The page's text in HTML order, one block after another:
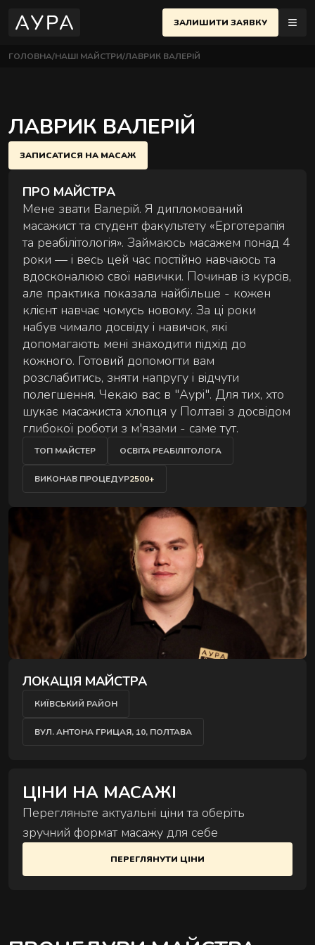
ЗАЛИШИТИ ЗАЯВКУ
ГОЛОВНА НАШІ МАЙСТРИ ЛАВРИК ВАЛЕРІЙ
ЛАВРИК ВАЛЕРІЙ
ЗАПИСАТИСЯ НА МАСАЖ
ПРО МАЙСТРА
Мене звати Валерій. Я дипломований
масажист та студент факультету «Ерготерапія
та реабілітологія». Займаюсь масажем понад 4
роки — і весь цей час постійно навчаюсь та
вдосконалюю свої навички. Починав із курсів,
але практика показала найбільше - кожен
клієнт навчає чомусь новому. За ці роки
набув чимало досвіду і навичок, які
допомагають мені знаходити підхід до
кожного. Готовий допомогти вам
розслабитись, зняти напругу і відчути
полегшення. Чекаю вас в "Аурі". Для тих, хто
шукає масажиста хлопця у Полтаві з досвідом
глибокої роботи з м'язами - саме тут.
ТОП МАЙСТЕР ОСВІТА РЕАБІЛІТОЛОГА
ВИКОНАВ ПРОЦЕДУР2500+
ЛОКАЦІЯ МАЙСТРА
КИЇВСЬКИЙ РАЙОН
ВУЛ. АНТОНА ГРИЦАЯ, 10, ПОЛТАВА
ЦІНИ НА МАСАЖІ
Перегляньте актуальні ціни та оберіть
зручний формат масажу для себе
ПЕРЕГЛЯНУТИ ЦІНИ
ПОЛТАВА
РАЙОН
Коновальця, 32Б, Київ
РАЙОН
1, Київ
ШКОЛА
МАСАЖІ
ОСНОВНІ МАСАЖІ
Найпопулярніші техніки для розслаблення й
відновлення тіла.
ПАРНІ МАСАЖІ
Сеанс для двох — поруч, синхронно й у комфорті
на вибір.
ЕКСКЛЮЗИВНІ МАСАЖІ
Особливі техніки та формати для глибшого
відновлення.
РИТУАЛИ ВІДНОВЛЕННЯ
Комплексні процедури для глибокого
відновлення тіла та внутрішнього балансу.
РИТУАЛИ КОРЕКЦІЇ ФІГУРИ
Комплексні процедури де масаж і обгортання
працюють разом.
Ручні техніки, що знімають набряки,